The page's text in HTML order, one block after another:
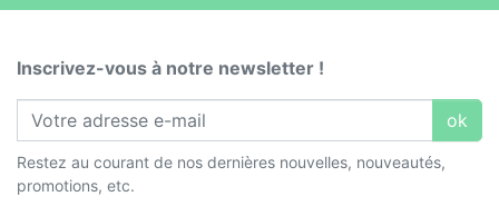
Inscrivez-vous à notre newsletter !
ok
Restez au courant de nos dernières nouvelles, nouveautés,
promotions, etc.